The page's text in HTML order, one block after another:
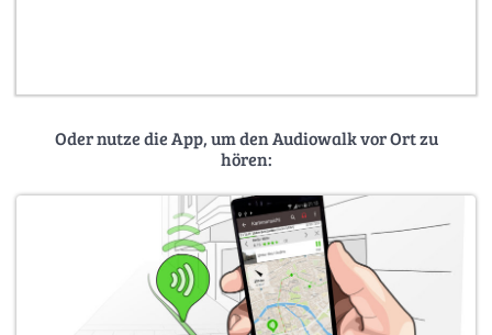
Oder nutze die App, um den Audiowalk vor Ort zu
hören: